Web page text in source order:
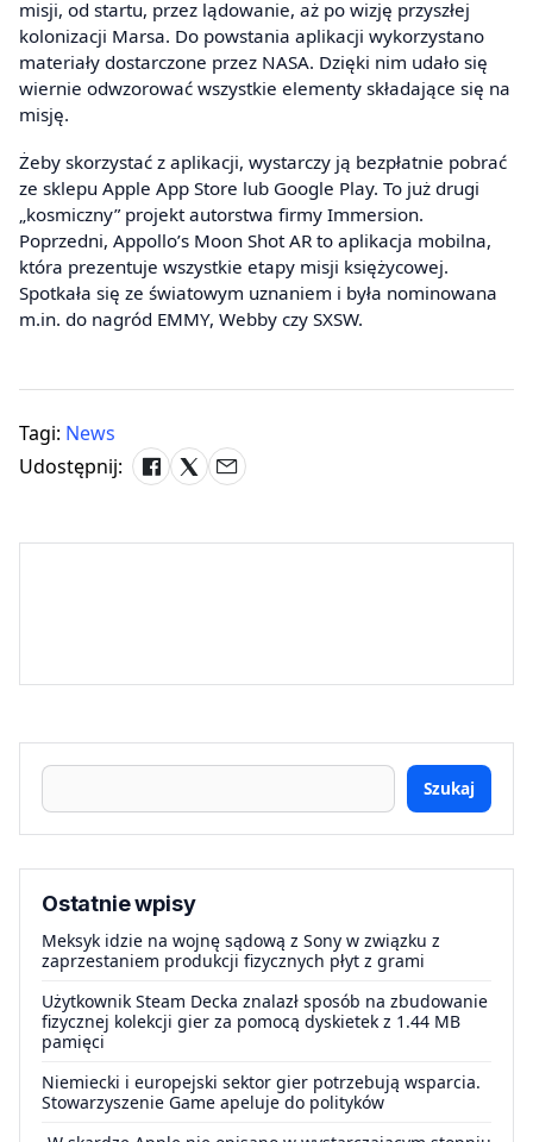
misji, od startu, przez lądowanie, aż po wizję przyszłej
kolonizacji Marsa. Do powstania aplikacji wykorzystano
materiały dostarczone przez NASA. Dzięki nim udało się
wiernie odwzorować wszystkie elementy składające się na
misję.
Żeby skorzystać z aplikacji, wystarczy ją bezpłatnie pobrać
ze sklepu Apple App Store lub Google Play. To już drugi
„kosmiczny” projekt autorstwa firmy Immersion.
Poprzedni, Appollo’s Moon Shot AR to aplikacja mobilna,
która prezentuje wszystkie etapy misji księżycowej.
Spotkała się ze światowym uznaniem i była nominowana
m.in. do nagród EMMY, Webby czy SXSW.
Tagi: News
Udostępnij:
Szukaj
Ostatnie wpisy
Meksyk idzie na wojnę sądową z Sony w związku z
zaprzestaniem produkcji fizycznych płyt z grami
Użytkownik Steam Decka znalazł sposób na zbudowanie
fizycznej kolekcji gier za pomocą dyskietek z 1.44 MB
pamięci
Niemiecki i europejski sektor gier potrzebują wsparcia.
Stowarzyszenie Game apeluje do polityków